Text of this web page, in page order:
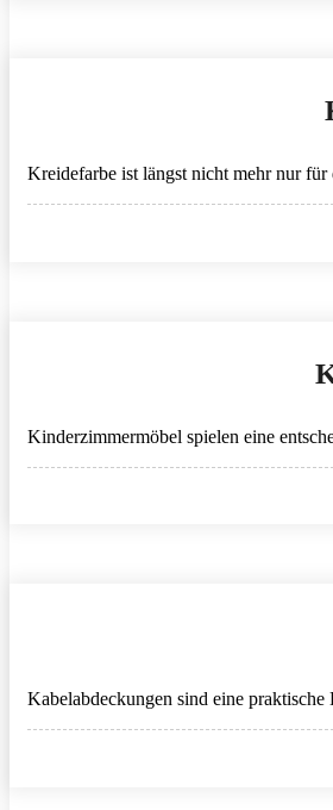
Kreidefarbe ist längst nicht mehr nur
Kinderzimmermöbel spielen eine
Kabelabdeckungen sind eine